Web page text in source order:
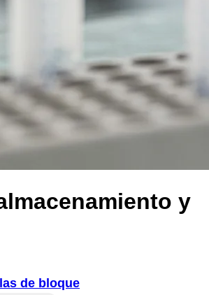
y
de bloque